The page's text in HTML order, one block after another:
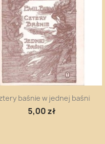
Szybki podgląd
baśnie w jednej baśni
5,00 zł